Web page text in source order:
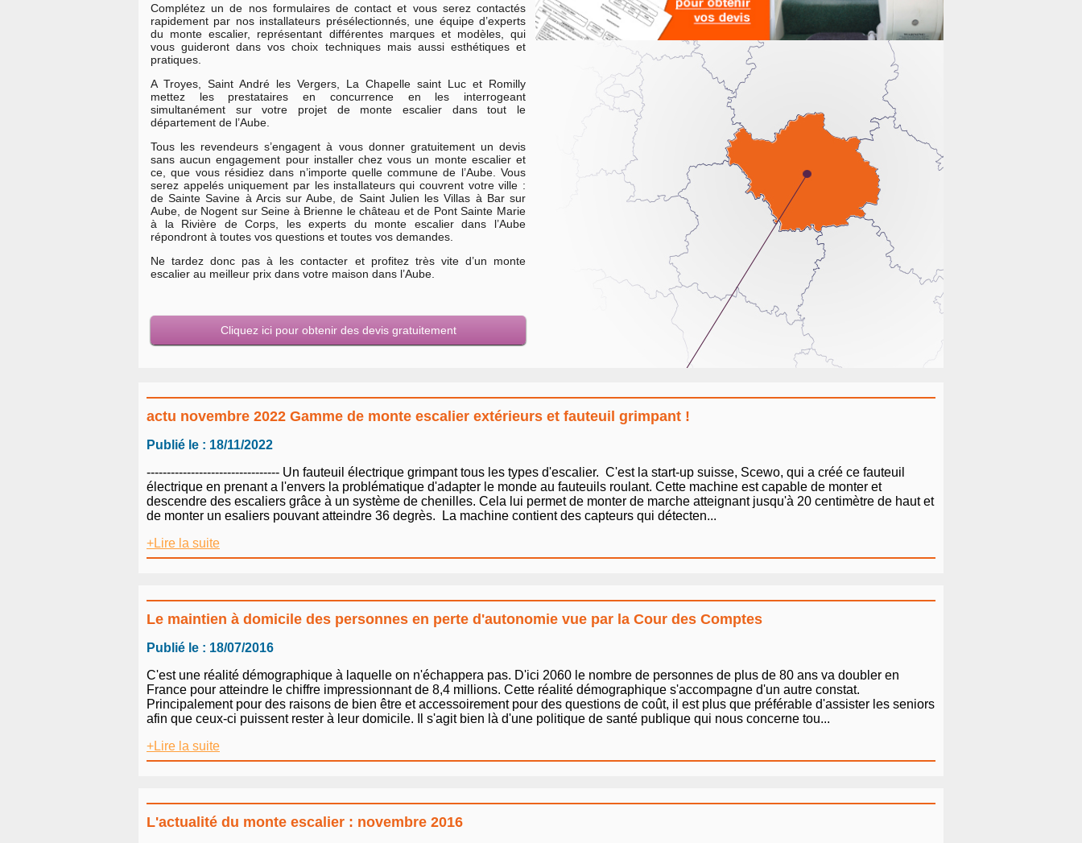
Complétez un de nos formulaires de contact et vous serez contactés
rapidement par nos installateurs présélectionnés, une équipe d’experts
du monte escalier, représentant différentes marques et modèles, qui
vous guideront dans vos choix techniques mais aussi esthétiques et
pratiques.
A Troyes, Saint André les Vergers, La Chapelle saint Luc et Romilly
mettez les prestataires en concurrence en les interrogeant
simultanément sur votre projet de monte escalier dans tout le
département de l’Aube.
Tous les revendeurs s’engagent à vous donner gratuitement un devis
sans aucun engagement pour installer chez vous un monte escalier et
ce, que vous résidiez dans n’importe quelle commune de l’Aube. Vous
serez appelés uniquement par les installateurs qui couvrent votre ville :
de Sainte Savine à Arcis sur Aube, de Saint Julien les Villas à Bar sur
Aube, de Nogent sur Seine à Brienne le château et de Pont Sainte Marie
à la Rivière de Corps, les experts du monte escalier dans l’Aube
répondront à toutes vos questions et toutes vos demandes.
Ne tardez donc pas à les contacter et profitez très vite d’un monte
escalier au meilleur prix dans votre maison dans l’Aube.
Cliquez ici pour obtenir des devis gratuitement
actu novembre 2022 Gamme de monte escalier extérieurs et fauteuil grimpant !
Publié le : 18/11/2022
--------------------------------- Un fauteuil électrique grimpant tous les types d'escalier. C'est la start-up suisse, Scewo, qui a créé ce fauteuil
électrique en prenant a l'envers la problématique d'adapter le monde au fauteuils roulant. Cette machine est capable de monter et
descendre des escaliers grâce à un système de chenilles. Cela lui permet de monter de marche atteignant jusqu'à 20 centimètre de haut et
de monter un esaliers pouvant atteindre 36 degrès. La machine contient des capteurs qui détecten...
+Lire la suite
Le maintien à domicile des personnes en perte d'autonomie vue par la Cour des Comptes
Publié le : 18/07/2016
C'est une réalité démographique à laquelle on n'échappera pas. D'ici 2060 le nombre de personnes de plus de 80 ans va doubler en
France pour atteindre le chiffre impressionnant de 8,4 millions. Cette réalité démographique s'accompagne d'un autre constat.
Principalement pour des raisons de bien être et accessoirement pour des questions de coût, il est plus que préférable d'assister les seniors
afin que ceux-ci puissent rester à leur domicile. Il s'agit bien là d'une politique de santé publique qui nous concerne tou...
+Lire la suite
L'actualité du monte escalier : novembre 2016